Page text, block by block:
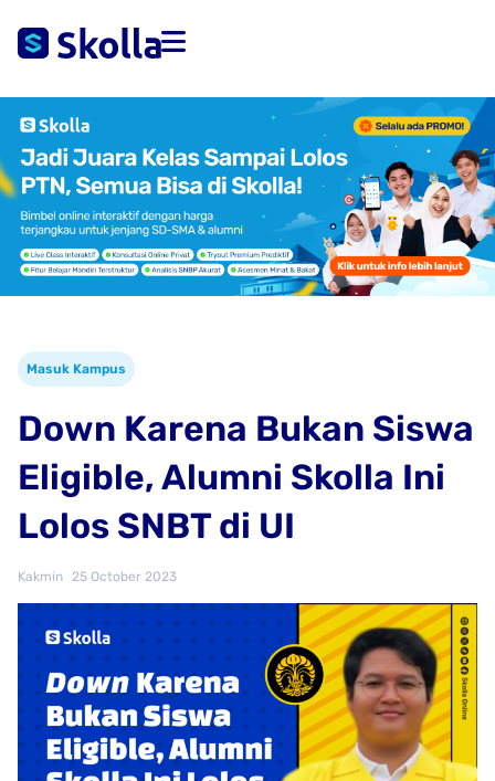
Masuk Kampus
Down Karena Bukan Siswa
Eligible, Alumni Skolla Ini
Lolos SNBT di UI
Kakmin 25 October 2023